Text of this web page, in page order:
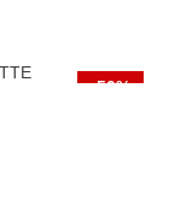
-50%